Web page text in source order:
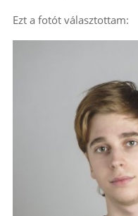
Ezt a fotót választottam: